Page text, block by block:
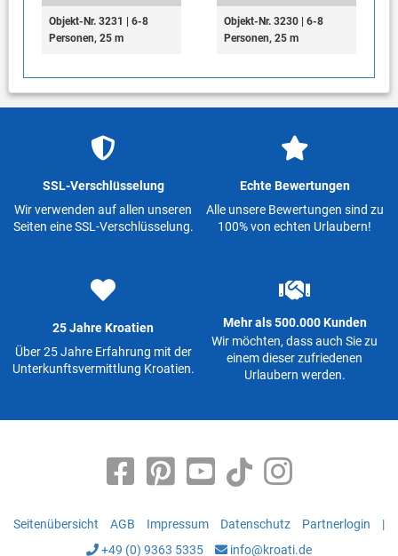
Objekt-Nr. 3231 | 6-8
Personen, 25 m
Objekt-Nr. 3230 | 6-8
Personen, 25 m
SSL-Verschlüsselung
Wir verwenden auf allen unseren
Seiten eine SSL-Verschlüsselung.
Echte Bewertungen
Alle unsere Bewertungen sind zu
100% von echten Urlaubern!
25 Jahre Kroatien
Über 25 Jahre Erfahrung mit der
Unterkunftsvermittlung Kroatien.
Mehr als 500.000 Kunden
Wir möchten, dass auch Sie zu
einem dieser zufriedenen
Urlaubern werden.
Seitenübersicht AGB Impressum Datenschutz Partnerlogin
|
+49 (0) 9363 5335
info@kroati.de